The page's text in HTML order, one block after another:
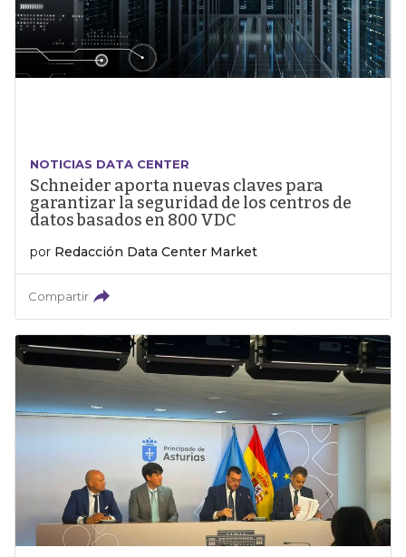
NOTICIAS DATA CENTER
Schneider aporta nuevas claves para
garantizar la seguridad de los centros de
datos basados en 800 VDC
por Redacción Data Center Market
Compartir